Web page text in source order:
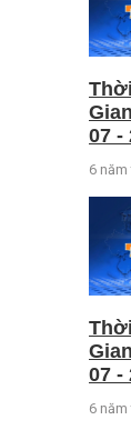
07 -
6
07 -
6